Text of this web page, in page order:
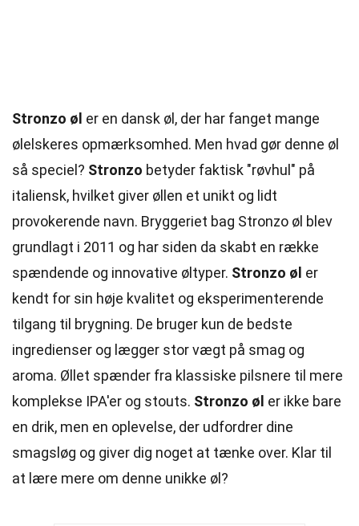
Stronzo øl er en dansk øl, der har fanget mange
ølelskeres opmærksomhed. Men hvad gør denne øl
så speciel? Stronzo betyder faktisk "røvhul" på
italiensk, hvilket giver øllen et unikt og lidt
provokerende navn. Bryggeriet bag Stronzo øl blev
grundlagt i 2011 og har siden da skabt en række
spændende og innovative øltyper. Stronzo øl er
kendt for sin høje kvalitet og eksperimenterende
tilgang til brygning. De bruger kun de bedste
ingredienser og lægger stor vægt på smag og
aroma. Øllet spænder fra klassiske pilsnere til mere
komplekse IPA'er og stouts. Stronzo øl er ikke bare
en drik, men en oplevelse, der udfordrer dine
smagsløg og giver dig noget at tænke over. Klar til
at lære mere om denne unikke øl?